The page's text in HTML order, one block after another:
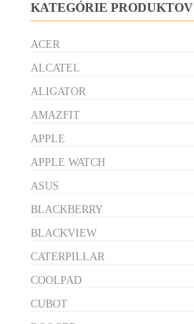
KATEGÓRIE PRODUKTOV
ACER
ALCATEL
ALIGATOR
AMAZFIT
APPLE
APPLE WATCH
ASUS
BLACKBERRY
BLACKVIEW
CATERPILLAR
COOLPAD
CUBOT